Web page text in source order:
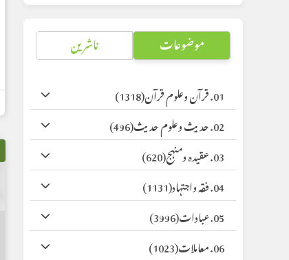
موضوعات ناشرین
01. قرآن وعلوم قرآن
(1318)
02. حدیث وعلوم حدیث
(496)
03. عقیدہ ومنہج
(620)
04. فقہ واجتہاد
(1131)
05. عبادات
(3996)
06. معاملات
(1023)